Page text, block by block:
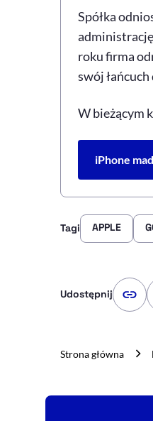
Spółka
roku firma
swój
W bieżącym
iPhone
Tagi APPLE
Udostępnij
Strona główna